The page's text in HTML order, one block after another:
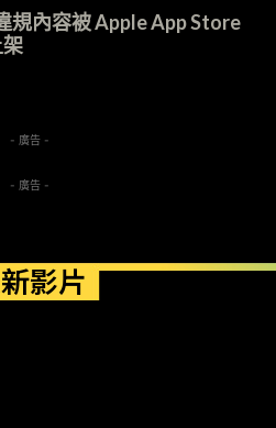
規內容被 Apple App Store
- 廣告 -
- 廣告 -
影片